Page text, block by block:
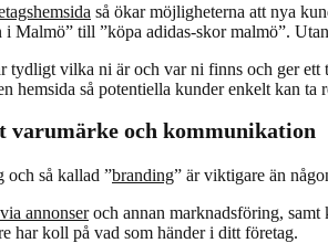
så ökar möjligheterna att nya
i Malmö” till ”köpa adidas-skor malmö”.
tydligt vilka ni är och var ni finns och ger
hemsida så potentiella kunder enkelt kan
och kommunikation
och så kallad ”branding” är viktigare än
annonseroch annan marknadsföring, samt
har koll på vad som händer i ditt företag.